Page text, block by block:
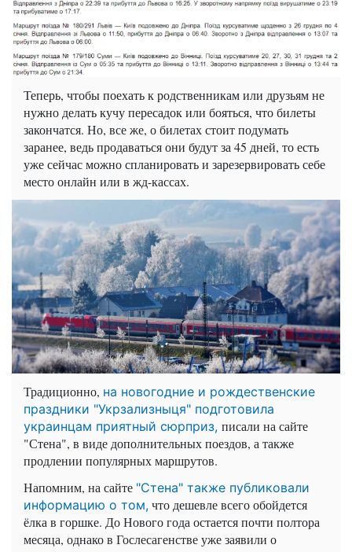
Теперь, чтобы поехать к родственникам или друзьям не
нужно делать кучу пересадок или бояться, что билеты
закончатся. Но, все же, о билетах стоит подумать
заранее, ведь продаваться они будут за 45 дней, то есть
уже сейчас можно спланировать и зарезервировать себе
место онлайн или в жд-кассах.
Традиционно, на новогодние и рождественские
праздники "Укрзализныця" подготовила
украинцам приятный сюрприз, писали на сайте
"Стена", в виде дополнительных поездов, а также
продлении популярных маршрутов.
Напомним, на сайте "Стена" также публиковали
информацию о том, что дешевле всего обойдется
ёлка в горшке. До Нового года остается почти полтора
месяца, однако в Гослесагенстве уже заявили о